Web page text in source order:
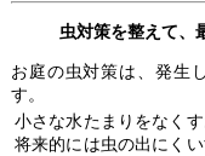
虫対策を整えて、
お庭の虫対策は、発生
す。
小さな水たまりをなくす
将来的には虫の出にく